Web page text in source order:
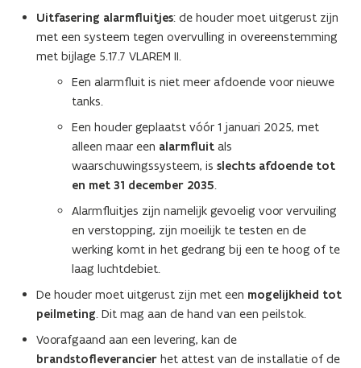
n
i
e
n
n
i
Uitfasering alarmfluitjes: de houder moet uitgerust zijn
met een systeem tegen overvulling in overeenstemming
met bijlage 5.17.7 VLAREM II.
Een alarmfluit is niet meer afdoende voor nieuwe
tanks.
Een houder geplaatst vóór 1 januari 2025, met
alleen maar een alarmfluit als
waarschuwingssysteem, is slechts afdoende tot
en met 31 december 2035.
Alarmfluitjes zijn namelijk gevoelig voor vervuiling
en verstopping, zijn moeilijk te testen en de
werking komt in het gedrang bij een te hoog of te
laag luchtdebiet.
De houder moet uitgerust zijn met een mogelijkheid tot
peilmeting. Dit mag aan de hand van een peilstok.
Voorafgaand aan een levering, kan de
brandstofleverancier het attest van de installatie of de